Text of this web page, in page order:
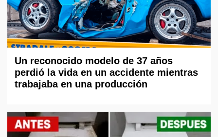
Un reconocido modelo de 37 años
perdió la vida en un accidente mientras
trabajaba en una producción